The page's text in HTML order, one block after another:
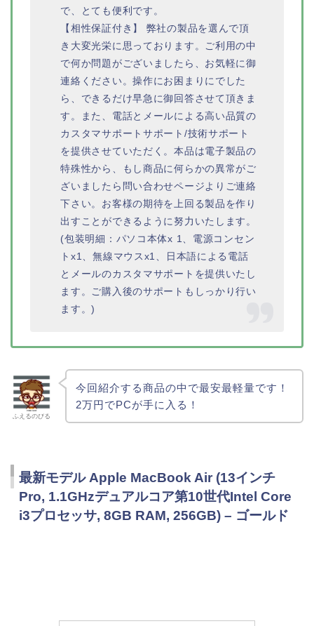
で、とても便利です。
【相性保証付き】 弊社の製品を選んで頂
き大変光栄に思っております。ご利用の中
で何か問題がございましたら、お気軽に御
連絡ください。操作にお困まりにでした
ら、できるだけ早急に御回答させて頂きま
す。また、電話とメールによる高い品質の
カスタマサポートサポート/技術サポート
を提供させていただく。本品は電子製品の
特殊性から、もし商品に何らかの異常がご
ざいましたら問い合わせページよりご連絡
下さい。お客様の期待を上回る製品を作り
出すことができるように努力いたします。
(包装明細：パソコ本体x 1、電源コンセン
トx1、無線マウスx1、日本語による電話
とメールのカスタマサポートを提供いたし
ます。ご購入後のサポートもしっかり行い
ます。)
ふえるのびる
今回紹介する商品の中で最安最軽量です！
2万円でPCが手に入る！
最新モデル Apple MacBook Air (13インチ
Pro, 1.1GHzデュアルコア第10世代Intel Core
i3プロセッサ, 8GB RAM, 256GB) – ゴールド